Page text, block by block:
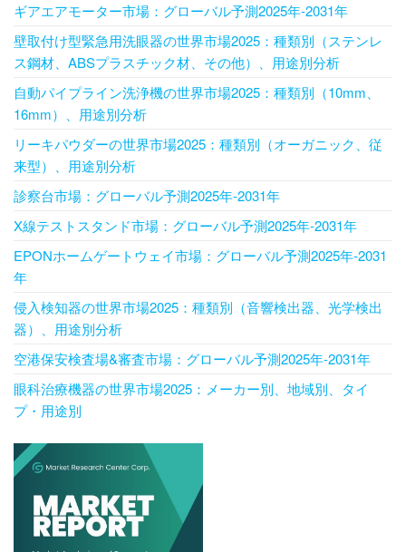
ギアエアモーター市場：グローバル予測2025年-2031年
壁取付け型緊急用洗眼器の世界市場2025：種類別（ステンレ
ス鋼材、ABSプラスチック材、その他）、用途別分析
自動パイプライン洗浄機の世界市場2025：種類別（10mm、
16mm）、用途別分析
リーキパウダーの世界市場2025：種類別（オーガニック、従
来型）、用途別分析
診察台市場：グローバル予測2025年-2031年
X線テストスタンド市場：グローバル予測2025年-2031年
EPONホームゲートウェイ市場：グローバル予測2025年-2031
年
侵入検知器の世界市場2025：種類別（音響検出器、光学検出
器）、用途別分析
空港保安検査場&審査市場：グローバル予測2025年-2031年
眼科治療機器の世界市場2025：メーカー別、地域別、タイ
プ・用途別